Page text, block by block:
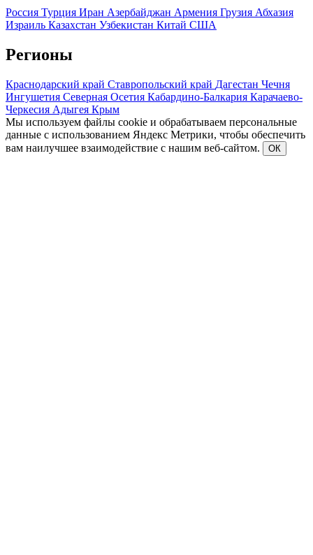
Россия Турция Иран Азербайджан Армения Грузия Абхазия
Израиль Казахстан Узбекистан Китай США
Регионы
Краснодарский край Ставропольский край Дагестан Чечня
Ингушетия Северная Осетия Кабардино-Балкария Карачаево-
Черкесия Адыгея Крым
Мы используем файлы cookie и обрабатываем персональные
данные с использованием Яндекс Метрики, чтобы обеспечить
вам наилучшее взаимодействие с нашим веб-сайтом.
ОК